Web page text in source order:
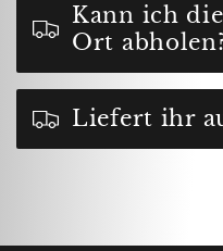
Kann ich
Ort
Liefert ihr